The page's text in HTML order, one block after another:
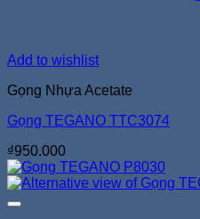
Add to wishlist
Gọng Nhựa Acetate
Gọng TEGANO TTC3074
₫950.000